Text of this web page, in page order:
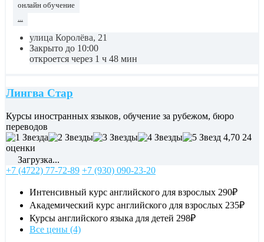
онлайн обучение
улица Королёва, 21
Закрыто до 10:00
откроется через 1 ч 48 мин
Лингва Стар
Курсы иностранных языков, обучение за рубежом, бюро
переводов
4,70 24
оценки
Загрузка...
+7 (4722) 77-72-89 +7 (930) 090-23-20
Интенсивный курс английского для взрослых 290₽
Академический курс английского для взрослых 235₽
Курсы английского языка для детей 298₽
Все цены (4)